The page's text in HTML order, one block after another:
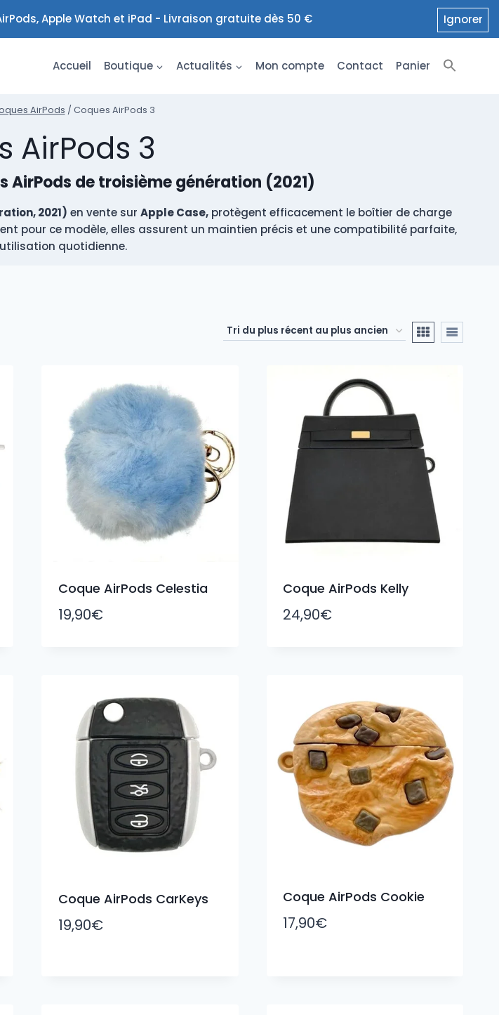
Apple Watch et iPad - Livraison gratuite dès 50 € Ignorer
Accueil Boutique Actualités Mon compte Contact Panier
AirPods / Coques AirPods 3
AirPods 3
de troisième génération (2021)
2021) en vente sur Apple Case,protègent efficacement le boîtier de charge
pour ce modèle, elles assurent un maintien précis et une compatibilité parfaite,
quotidienne.
Coque AirPods Celestia
19,90€
Coque AirPods Kelly
24,90€
Coque AirPods CarKeys
19,90€
Coque AirPods Cookie
17,90€